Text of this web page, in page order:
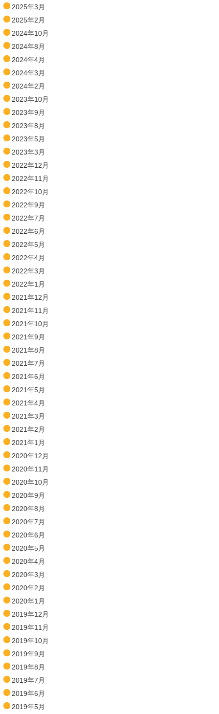
2025年3月
2025年2月
2024年10月
2024年8月
2024年4月
2024年3月
2024年2月
2023年10月
2023年9月
2023年8月
2023年5月
2023年3月
2022年12月
2022年11月
2022年10月
2022年9月
2022年7月
2022年6月
2022年5月
2022年4月
2022年3月
2022年1月
2021年12月
2021年11月
2021年10月
2021年9月
2021年8月
2021年7月
2021年6月
2021年5月
2021年4月
2021年3月
2021年2月
2021年1月
2020年12月
2020年11月
2020年10月
2020年9月
2020年8月
2020年7月
2020年6月
2020年5月
2020年4月
2020年3月
2020年2月
2020年1月
2019年12月
2019年11月
2019年10月
2019年9月
2019年8月
2019年7月
2019年6月
2019年5月